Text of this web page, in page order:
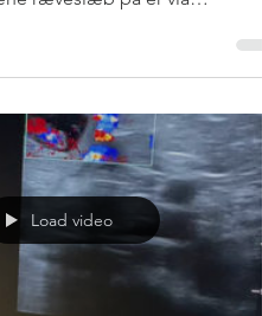
træne op til ræveapportering
Den grundlæggende
ræveslæb på er via
dvs...